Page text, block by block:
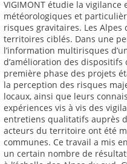
VIGIMONT étudie la vigilance
météorologiques et
risques gravitaires. Les Alpes
territoires ciblés. Dans une
l’information multirisques
d’amélioration des dispositifs
première phase des projets
la perception des risques
locaux, ainsi que leurs
expériences vis à vis des
entretiens qualitatifs auprès
acteurs du territoire ont été
communes. Ce travail a mis
un certain nombre de